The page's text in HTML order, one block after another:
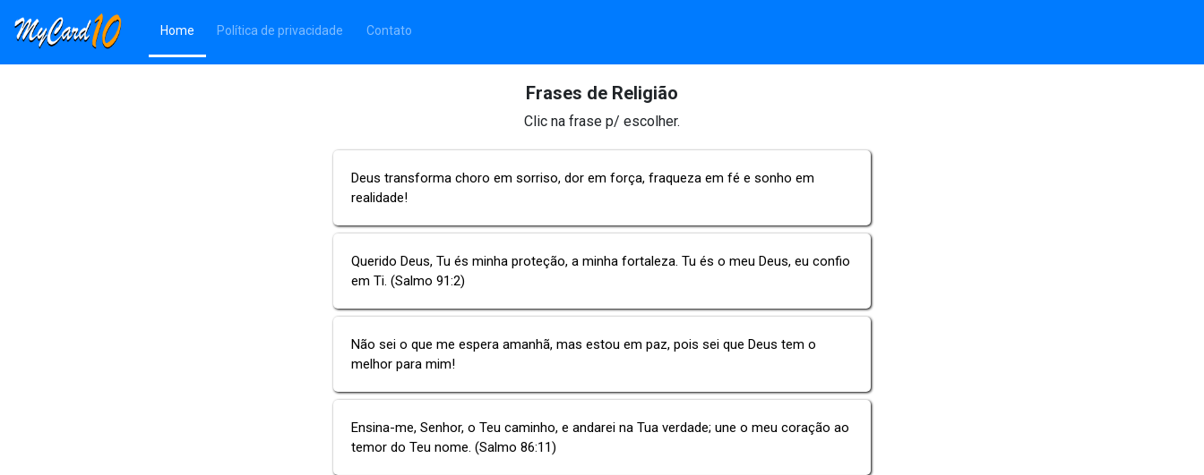
Home(Página atual)
Política de privacidade Contato
Frases de Religião
Clic na frase p/ escolher.
Deus transforma choro em sorriso, dor em força, fraqueza em fé e sonho em
realidade!
Querido Deus, Tu és minha proteção, a minha fortaleza. Tu és o meu Deus, eu confio
em Ti. (Salmo 91:2)
Não sei o que me espera amanhã, mas estou em paz, pois sei que Deus tem o
melhor para mim!
Ensina-me, Senhor, o Teu caminho, e andarei na Tua verdade; une o meu coração ao
temor do Teu nome. (Salmo 86:11)